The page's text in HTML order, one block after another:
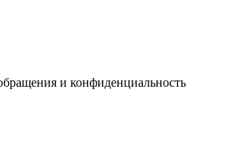
и конфиденциальность